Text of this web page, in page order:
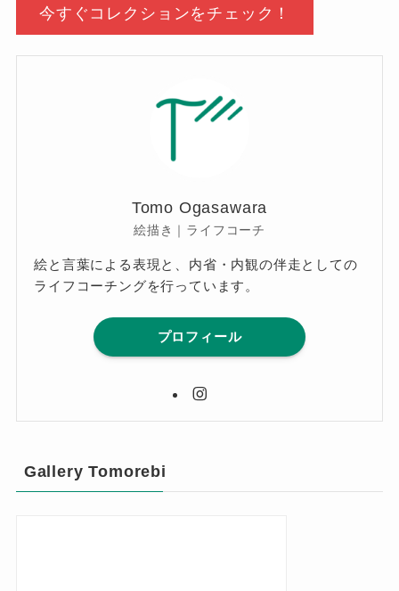
今すぐコレクションをチェック！
Tomo Ogasawara
絵描き｜ライフコーチ
絵と言葉による表現と、内省・内観の伴走としての
ライフコーチングを行っています。
プロフィール
Gallery Tomorebi